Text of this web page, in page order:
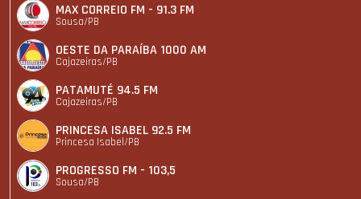
MAX CORREIO FM - 91.3 FM
Sousa/PB
OESTE DA PARAÍBA 1000 AM
Cajazeiras/PB
PATAMUTÉ 94.5 FM
Cajazeiras/PB
PRINCESA ISABEL 92.5 FM
Princesa Isabel/PB
PROGRESSO FM - 103,5
Sousa/PB